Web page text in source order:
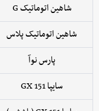
شاهین اتوماتیک G
شاهین اتوماتیک پلاس
پارس نوآ
سایپا 151 GX